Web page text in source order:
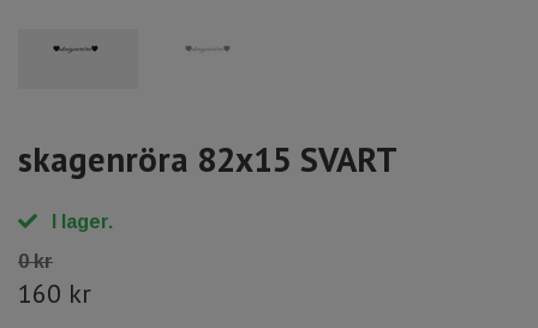
skagenröra 82x15 SVART
I lager.
0 kr
160 kr